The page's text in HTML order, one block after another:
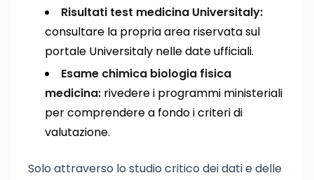
Risultati test medicina Universitaly:
consultare la propria area riservata sul
portale Universitaly nelle date ufficiali.
Esame chimica biologia fisica
medicina: rivedere i programmi ministeriali
per comprendere a fondo i criteri di
valutazione.
Solo attraverso lo studio critico dei dati e delle